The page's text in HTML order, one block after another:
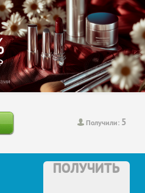
Получили: 5
ПОЛУЧИТЬ